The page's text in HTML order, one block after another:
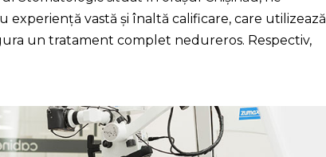
vastă și înaltă calificare, care utilizează
un tratament complet nedureros. Respectiv,